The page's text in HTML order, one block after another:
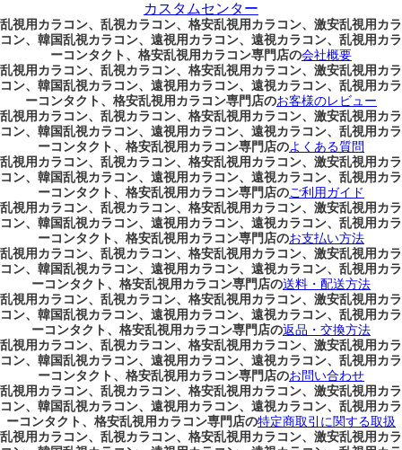
カスタムセンター
乱視用カラコン、乱視カラコン、格安乱視用カラコン、激安乱視用カラ
コン、韓国乱視カラコン、遠視用カラコン、遠視カラコン、乱視用カラ
ーコンタクト、格安乱視用カラコン専門店の会社概要
乱視用カラコン、乱視カラコン、格安乱視用カラコン、激安乱視用カラ
コン、韓国乱視カラコン、遠視用カラコン、遠視カラコン、乱視用カラ
ーコンタクト、格安乱視用カラコン専門店のお客様のレビュー
乱視用カラコン、乱視カラコン、格安乱視用カラコン、激安乱視用カラ
コン、韓国乱視カラコン、遠視用カラコン、遠視カラコン、乱視用カラ
ーコンタクト、格安乱視用カラコン専門店のよくある質問
乱視用カラコン、乱視カラコン、格安乱視用カラコン、激安乱視用カラ
コン、韓国乱視カラコン、遠視用カラコン、遠視カラコン、乱視用カラ
ーコンタクト、格安乱視用カラコン専門店のご利用ガイド
乱視用カラコン、乱視カラコン、格安乱視用カラコン、激安乱視用カラ
コン、韓国乱視カラコン、遠視用カラコン、遠視カラコン、乱視用カラ
ーコンタクト、格安乱視用カラコン専門店のお支払い方法
乱視用カラコン、乱視カラコン、格安乱視用カラコン、激安乱視用カラ
コン、韓国乱視カラコン、遠視用カラコン、遠視カラコン、乱視用カラ
ーコンタクト、格安乱視用カラコン専門店の送料・配送方法
乱視用カラコン、乱視カラコン、格安乱視用カラコン、激安乱視用カラ
コン、韓国乱視カラコン、遠視用カラコン、遠視カラコン、乱視用カラ
ーコンタクト、格安乱視用カラコン専門店の返品・交換方法
乱視用カラコン、乱視カラコン、格安乱視用カラコン、激安乱視用カラ
コン、韓国乱視カラコン、遠視用カラコン、遠視カラコン、乱視用カラ
ーコンタクト、格安乱視用カラコン専門店のお問い合わせ
乱視用カラコン、乱視カラコン、格安乱視用カラコン、激安乱視用カラ
コン、韓国乱視カラコン、遠視用カラコン、遠視カラコン、乱視用カラ
ーコンタクト、格安乱視用カラコン専門店の特定商取引に関する取扱
乱視用カラコン、乱視カラコン、格安乱視用カラコン、激安乱視用カラ